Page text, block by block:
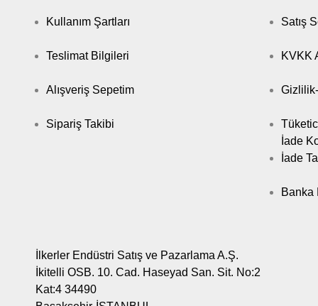
Kullanım Şartları
Teslimat Bilgileri
Alışveriş Sepetim
Sipariş Takibi
Satış
KVKK
İade
İade
Banka
İlkerler Endüstri Satış ve Pazarlama A.Ş.
İkitelli OSB. 10. Cad. Haseyad San. Sit. No:2
Kat:4 34490